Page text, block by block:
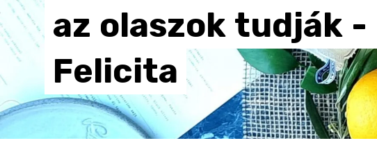
az olaszok tudják -
Felicita